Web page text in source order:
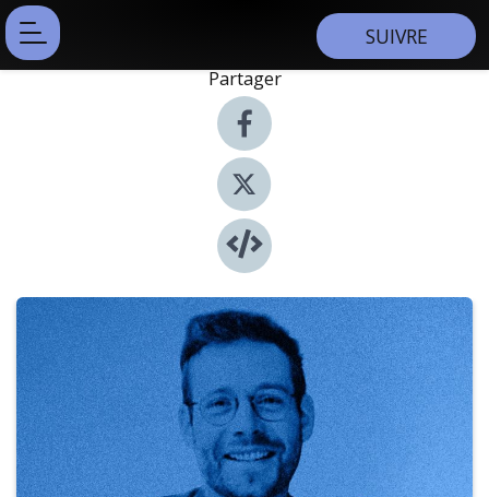
SUIVRE
Partager